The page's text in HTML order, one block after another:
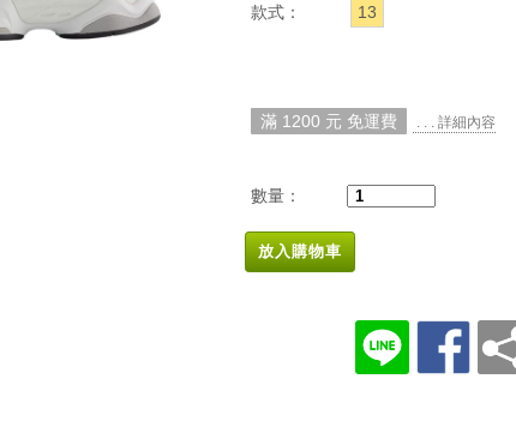
款式： 13
滿 1200 元 免運費 . . . 詳細內容
數量：
放入購物車